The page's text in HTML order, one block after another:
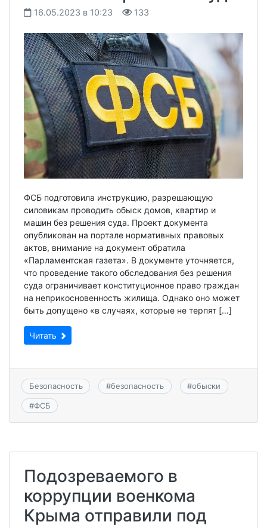
16.05.2023 в 10:23 133
ФСБ подготовила инструкцию, разрешающую
силовикам проводить обыск домов, квартир и
машин без решения суда. Проект документа
опубликован на портале нормативных правовых
актов, внимание на документ обратила
«Парламентская газета». В документе уточняется,
что проведение такого обследования без решения
суда ограничивает конституционное право граждан
на неприкосновенность жилища. Однако оно может
быть допущено «в случаях, которые не терпят […]
Читать
Безопасность #безопасность #обыски
#ФСБ
Подозреваемого в
коррупции военкома
Крыма отправили под